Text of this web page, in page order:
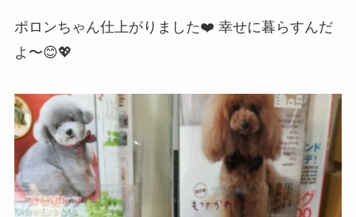
ポロンちゃん仕上がりました❤️ 幸せに暮らすんだ
よ〜😊💖